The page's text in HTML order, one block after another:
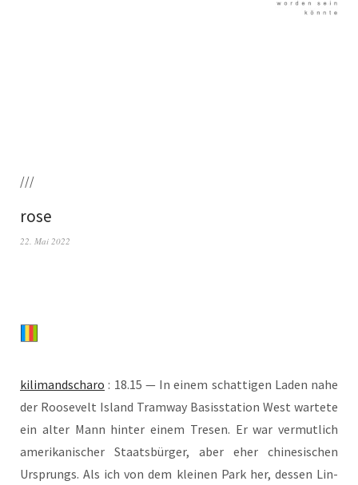
///
rose
22. Mai 2022
kili­man­dscha­ro : 18.15 — In einem schat­ti­gen Laden nahe
der Roo­se­velt Island Tram­way Basis­sta­ti­on West war­te­te
ein alter Mann hin­ter einem Tre­sen. Er war ver­mut­lich
ame­ri­ka­ni­scher Staats­bür­ger, aber eher chi­ne­si­schen
Ursprungs. Als ich von dem klei­nen Park her, des­sen Lin­